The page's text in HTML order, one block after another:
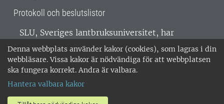
Denna webbplats använder kakor (cookies), som lagras i din
webbläsare. Vissa kakor är nödvändiga för att webbplatsen
ska fungera korrekt. Andra är valbara.
Hantera valbara kakor
Protokoll och beslutslistor
SLU, Sveriges lantbruksuniversitet, har
verksamhet över hela Sverige. Huvudorter är
Alnarp, Uppsala och Umeå.SLU är
miljöcertifierat enligt ISO 14001. •
018-67 10 00 • Org nr: 202100-2817 •